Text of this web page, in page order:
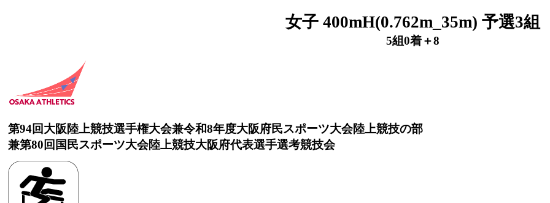
女子 400mH(0.762m_35m) 予選3組
5組0着＋8
第94回大阪陸上競技選手権大会兼令和8年度大阪府民スポーツ大会陸上競技の部
兼第80回国民スポーツ大会陸上競技大阪府代表選手選考競技会